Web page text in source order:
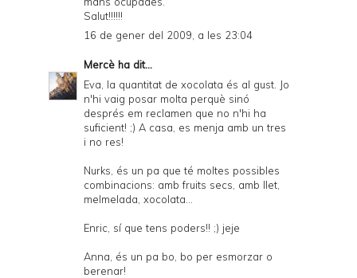
Salut!!!!!!
16 de gener del 2009, a les 23:04
Mercè ha dit...
Eva, la quantitat de xocolata és al gust. Jo
n'hi vaig posar molta perquè sinó
després em reclamen que no n'hi ha
suficient! ;) A casa, es menja amb un tres
i no res!
Nurks, és un pa que té moltes possibles
combinacions: amb fruits secs, amb llet,
melmelada, xocolata...
Enric, sí que tens poders!! ;) jeje
Anna, és un pa bo, bo per esmorzar o
berenar!